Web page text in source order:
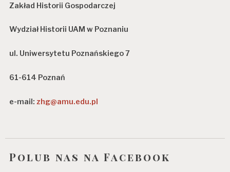
Zakład Historii Gospodarczej
Wydział Historii UAM w Poznaniu
ul. Uniwersytetu Poznańskiego 7
61-614 Poznań
e-mail:zhg@amu.edu.pl
Polub nas na Facebook